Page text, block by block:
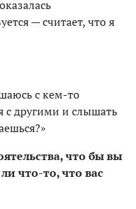
— считает, что я
с кем-то
с другими и слышать
что бы вы
что-то, что вас